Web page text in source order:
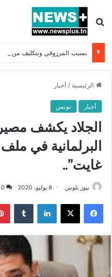
بحث عن
الرئيسية / أخبار
أخبار تونس
الجلاد يكشف
البرلمانية في
غايت”..
نيوز بلوس 8 يوليو، 2020 0
فيسبوك X لينكدإن